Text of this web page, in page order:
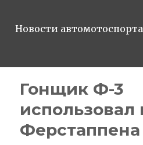
Новости автомотоспорта
Гонщик Ф-3
использовал
Ферстаппена